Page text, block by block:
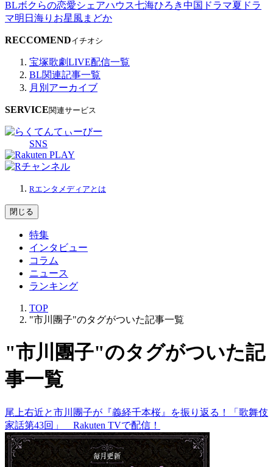
BLボクらの恋愛シェアハウス七海ひろき中国ドラマ夏ドラ
マ明日海りお星風まどか
RECCOMENDイチオシ
宝塚歌劇LIVE配信一覧
BL関連記事一覧
月別アーカイブ
SERVICE関連サービス
SNS
Rエンタメディアとは
閉じる
特集
インタビュー
コラム
ニュース
ランキング
TOP
"市川團子"のタグがついた記事一覧
"市川團子"のタグがついた記
事一覧
尾上右近と市川團子が『義経千本桜』を振り返る！「歌舞伎
家話第43回」 Rakuten TVで配信！